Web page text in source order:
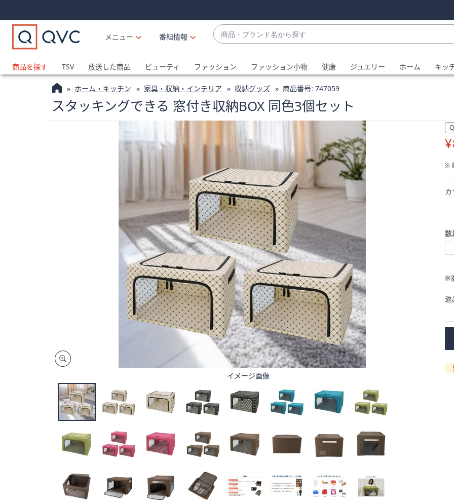
Links
Links2
メニュー
番組情報
商
品・
ラ
ン
ド
名
か
補
が
利
用
可
能
場
上
下
の
矢
印
キ
ー
ま
た
は
タ
ッ
チ
デ
バ
イ
右
に
イ
し
て
商品を探す TSV 放送した商品 ビューティ ファッション ファッション小物 健康 ジュエリー ホーム キッ
ホーム・キッチン 家具・収納・インテリア 収納グッズ 商品番号: 747059
スタッキングできる 窓付き収納BOX 同色3個セット
イメージ画像
※
数
※
返